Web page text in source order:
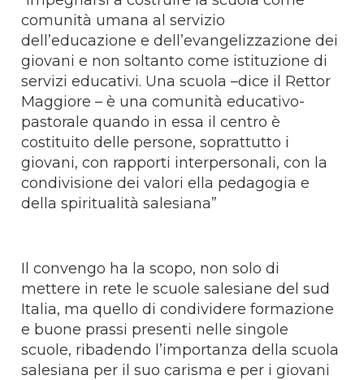
comunità umana al servizio
dell’educazione e dell’evangelizzazione dei
giovani e non soltanto come istituzione di
servizi educativi. Una scuola –dice il Rettor
Maggiore – è una comunità educativo-
pastorale quando in essa il centro è
costituito delle persone, soprattutto i
giovani, con rapporti interpersonali, con la
condivisione dei valori ella pedagogia e
della spiritualità salesiana”
Il convengo ha la scopo, non solo di
mettere in rete le scuole salesiane del sud
Italia, ma quello di condividere formazione
e buone prassi presenti nelle singole
scuole, ribadendo l’importanza della scuola
salesiana per il suo carisma e per i giovani